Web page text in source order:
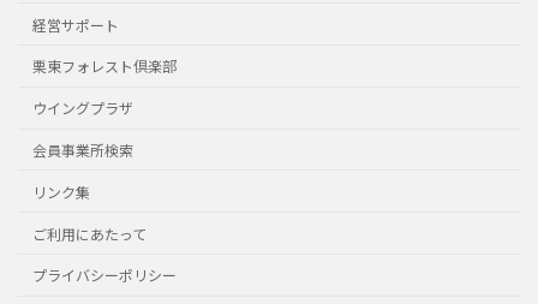
経営サポート
栗東フォレスト倶楽部
ウイングプラザ
会員事業所検索
リンク集
ご利用にあたって
プライバシーポリシー